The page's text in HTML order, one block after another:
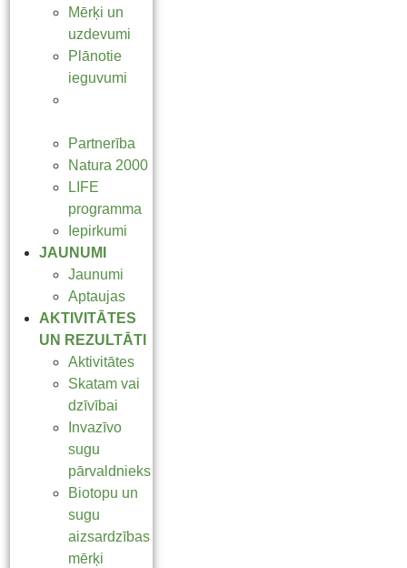
Mērķi un
uzdevumi
Plānotie
ieguvumi
Partnerība
Natura 2000
LIFE
programma
Iepirkumi
JAUNUMI
Jaunumi
Aptaujas
AKTIVITĀTES
UN REZULTĀTI
Aktivitātes
Skatam vai
dzīvībai
Invazīvo
sugu
pārvaldnieks
Biotopu un
sugu
aizsardzības
mērķi